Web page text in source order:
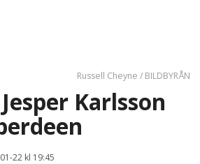
Russell Cheyne / BILDBYRÅN
Karlsson
22 kl 19:45